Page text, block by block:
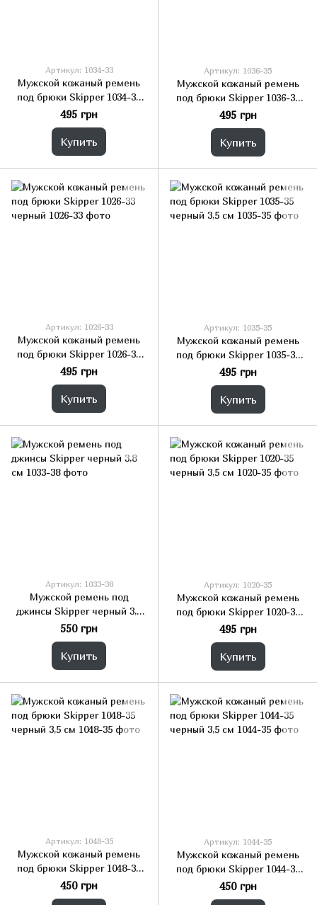
Артикул: 1034-33
Мужской кожаный ремень
под брюки Skipper 1034-33
черный 3,3 см
495 грн
Купить
Артикул: 1036-35
Мужской кожаный ремень
под брюки Skipper 1036-35
черный 3,5 см
495 грн
Купить
Артикул: 1026-33
Мужской кожаный ремень
под брюки Skipper 1026-33
черный
495 грн
Купить
Артикул: 1035-35
Мужской кожаный ремень
под брюки Skipper 1035-35
черный 3,5 см
495 грн
Купить
Артикул: 1033-38
Мужской ремень под
джинсы Skipper черный 3,8
см
550 грн
Купить
Артикул: 1020-35
Мужской кожаный ремень
под брюки Skipper 1020-35
черный 3,5 см
495 грн
Купить
Артикул: 1048-35
Мужской кожаный ремень
под брюки Skipper 1048-35
черный 3,5 см
450 грн
Артикул: 1044-35
Мужской кожаный ремень
под брюки Skipper 1044-35
черный 3,5 см
450 грн